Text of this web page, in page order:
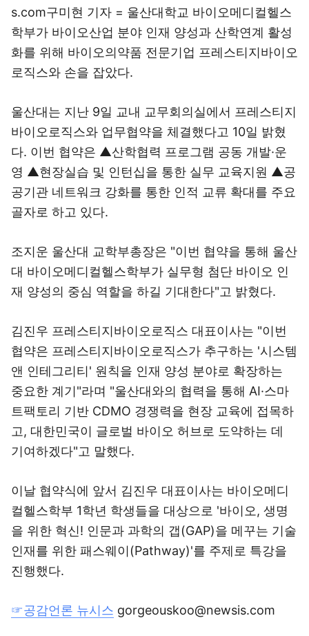
s.com구미현 기자 = 울산대학교 바이오메디컬헬스
학부가 바이오산업 분야 인재 양성과 산학연계 활성
화를 위해 바이오의약품 전문기업 프레스티지바이오
로직스와 손을 잡았다.
울산대는 지난 9일 교내 교무회의실에서 프레스티지
바이오로직스와 업무협약을 체결했다고 10일 밝혔
다. 이번 협약은 ▲산학협력 프로그램 공동 개발·운
영 ▲현장실습 및 인턴십을 통한 실무 교육지원 ▲공
공기관 네트워크 강화를 통한 인적 교류 확대를 주요
골자로 하고 있다.
조지운 울산대 교학부총장은 "이번 협약을 통해 울산
대 바이오메디컬헬스학부가 실무형 첨단 바이오 인
재 양성의 중심 역할을 하길 기대한다"고 밝혔다.
김진우 프레스티지바이오로직스 대표이사는 "이번
협약은 프레스티지바이오로직스가 추구하는 '시스템
앤 인테그리티' 원칙을 인재 양성 분야로 확장하는
중요한 계기"라며 "울산대와의 협력을 통해 AI·스마
트팩토리 기반 CDMO 경쟁력을 현장 교육에 접목하
고, 대한민국이 글로벌 바이오 허브로 도약하는 데
기여하겠다"고 말했다.
이날 협약식에 앞서 김진우 대표이사는 바이오메디
컬헬스학부 1학년 학생들을 대상으로 '바이오, 생명
을 위한 혁신! 인문과 과학의 갭(GAP)을 메꾸는 기술
인재를 위한 패스웨이(Pathway)'를 주제로 특강을
진행했다.
☞공감언론 뉴시스 gorgeouskoo@newsis.com